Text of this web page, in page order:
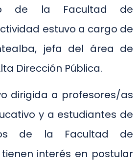
de la Facultad de
estuvo a cargo de
jefa del área de
Dirección Pública.
dirigida a profesores/as
y a estudiantes de
de la Facultad de
interés en postular